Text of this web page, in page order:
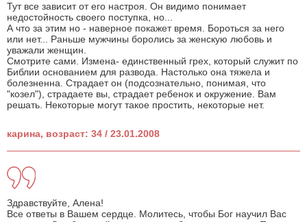
Тут все зависит от его настроя. Он видимо понимает
недостойность своего поступка, но...
А что за этим но - наверное покажет время. Бороться за него
или нет... Раньше мужчины боролись за женскую любовь и
уважали женщин.
Смотрите сами. Измена- единственный грех, который служит по
Библии основанием для развода. Настолько она тяжела и
болезненна. Страдает он (подсознательно, понимая, что
"козел"), страдаете вы, страдает ребенок и окружение. Вам
решать. Некоторые могут такое простить, некоторые нет.
карина, возраст: 34 / 23.01.2008
Здравствуйте, Алена!
Все ответы в Вашем сердце. Молитесь, чтобы Бог научил Вас